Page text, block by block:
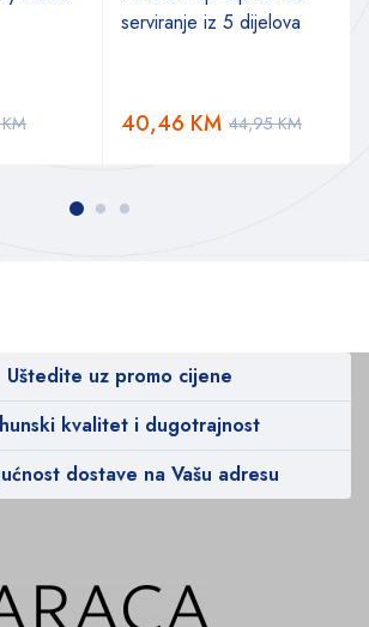
KM
serviranje iz 5 dijelova
44,95KM
40,46 KM
Uštedite uz promo cijene
kvalitet i dugotrajnost
dostave na Vašu adresu